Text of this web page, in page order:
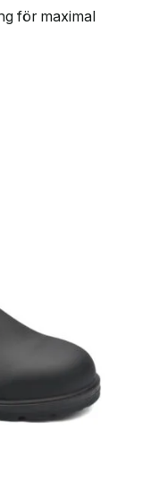
för maximal